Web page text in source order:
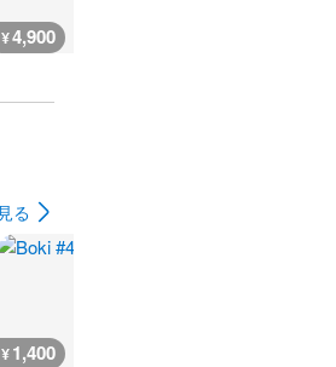
¥4,900
る
¥1,400